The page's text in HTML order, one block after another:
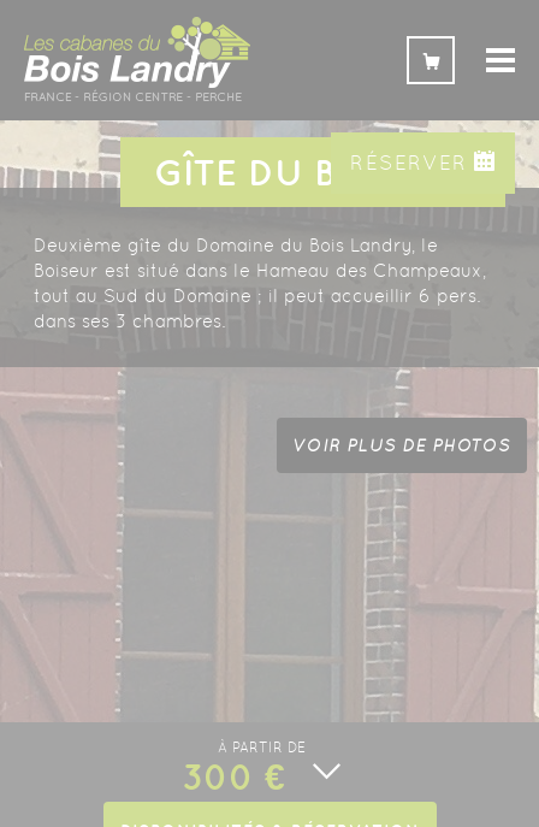
RÉSERVER
GÎTE DU BOISEUR
Deuxième gîte du Domaine du Bois Landry, le
Boiseur est situé dans le Hameau des Champeaux,
tout au Sud du Domaine ; il peut accueillir 6 pers.
dans ses 3 chambres.
VOIR PLUS DE PHOTOS
À PARTIR DE
300 €